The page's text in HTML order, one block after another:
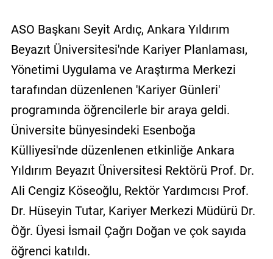
ASO Başkanı Seyit Ardıç, Ankara Yıldırım
Beyazıt Üniversitesi'nde Kariyer Planlaması,
Yönetimi Uygulama ve Araştırma Merkezi
tarafından düzenlenen 'Kariyer Günleri'
programında öğrencilerle bir araya geldi.
Üniversite bünyesindeki Esenboğa
Külliyesi'nde düzenlenen etkinliğe Ankara
Yıldırım Beyazıt Üniversitesi Rektörü Prof. Dr.
Ali Cengiz Köseoğlu, Rektör Yardımcısı Prof.
Dr. Hüseyin Tutar, Kariyer Merkezi Müdürü Dr.
Öğr. Üyesi İsmail Çağrı Doğan ve çok sayıda
öğrenci katıldı.